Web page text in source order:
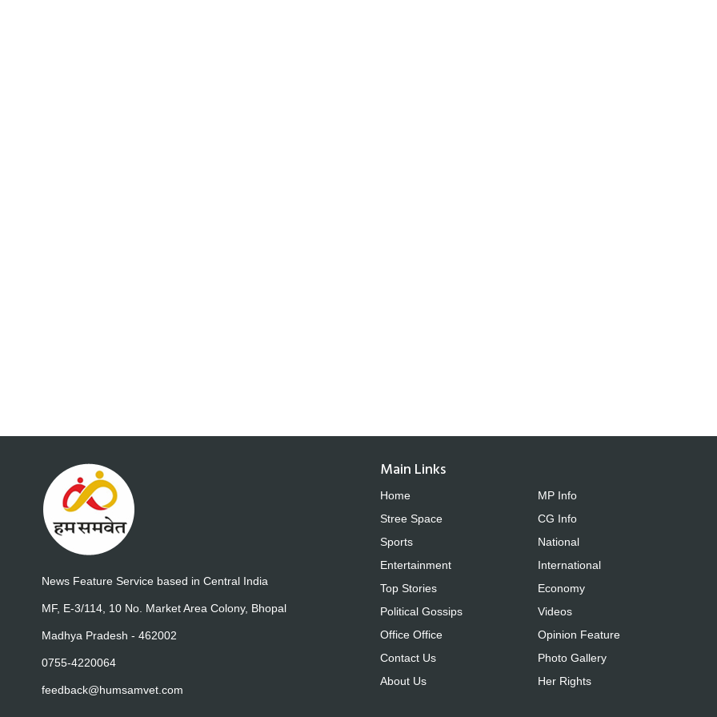
News Feature Service based in Central India
MF, E-3/114, 10 No. Market Area Colony, Bhopal
Madhya Pradesh - 462002
0755-4220064
feedback@humsamvet.com
Main Links
Home
Stree Space
Sports
Entertainment
Top Stories
Political Gossips
Office Office
Contact Us
About Us
MP Info
CG Info
National
International
Economy
Videos
Opinion Feature
Photo Gallery
Her Rights